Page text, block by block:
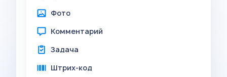
Фото
Комментарий
Задача
Штрих-код